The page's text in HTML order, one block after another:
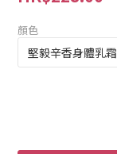
顏色